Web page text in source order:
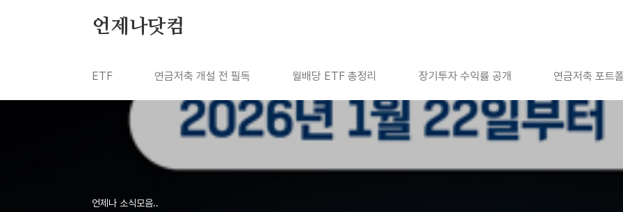
언제나닷컴
ETF 연금저축 개설 전 필독 월배당 ETF 총정리 장기투자 수익률 공개 연금저축 포트
언제나 소식모음..